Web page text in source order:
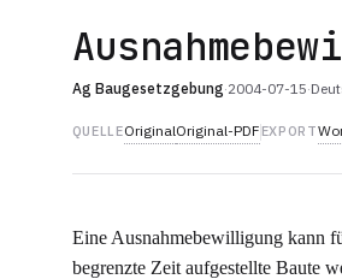
Ag Baugesetzgebung·2004-07-15·
QUELLEOriginalOriginal-PDF EXPORT
Eine Ausnahmebewilligung kann
begrenzte Zeit aufgestellte Baute